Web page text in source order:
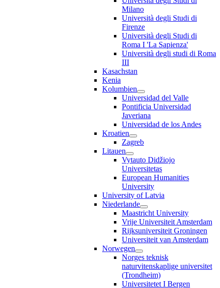
Milano
Università degli Studi di
Firenze
Università degli Studi di
Roma I 'La Sapienza'
Università degli studi di Roma
III
Kasachstan
Kenia
Kolumbien
Universidad del Valle
Pontificia Universidad
Javeriana
Universidad de los Andes
Kroatien
Zagreb
Litauen
Vytauto Didžiojo
Universitetas
European Humanities
University
University of Latvia
Niederlande
Maastricht University
Vrije Universiteit Amsterdam
Rijksuniversiteit Groningen
Universiteit van Amsterdam
Norwegen
Norges teknisk
naturvitenskaplige universitet
(Trondheim)
Universitetet I Bergen